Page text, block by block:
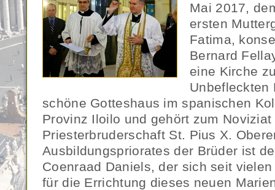
Mai 2017,
ersten
Fatima,
Bernard
eine Kirche
Unbefleckten
schöne Gotteshaus im spanischen
Provinz Iloilo und gehört zum
Priesterbruderschaft St. Pius X.
Ausbildungspriorates der Brüder ist
Coenraad Daniels, der sich seit
für die Errichtung dieses neuen